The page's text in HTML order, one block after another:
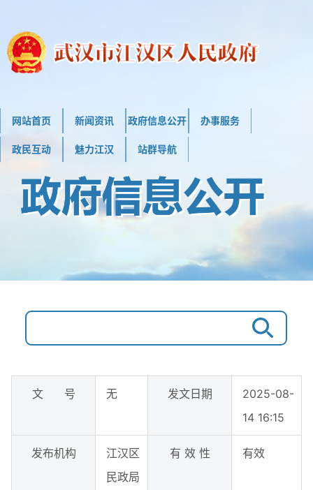
网站首页 新闻资讯 政府信息公开 办事服务
政民互动 魅力江汉 站群导航
文 号 无 发文日期
2025-08-
14 16:15
发布机构
江汉区
民政局
有 效 性 有效